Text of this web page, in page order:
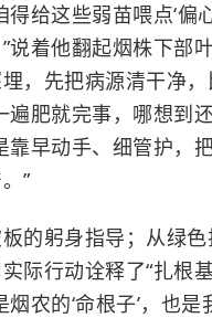
给这些弱苗喂点‘偏
着他翻起烟株下部
，先把病源清干净
肥就完事，哪想到
早动手、细管护，
”
的躬身指导；从绿
际行动诠释了“扎根
农的‘命根子’，也是